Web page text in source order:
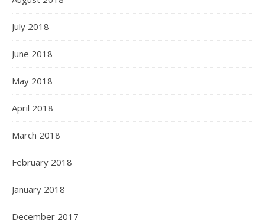
July 2018
June 2018
May 2018
April 2018
March 2018
February 2018
January 2018
December 2017